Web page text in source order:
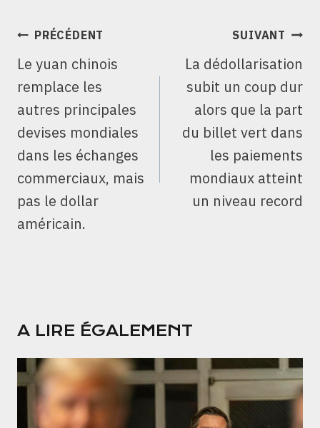
NAVIGATION
L’ARTICLE
PRÉCÉDENT
Le yuan chinois
remplace les
autres principales
devises mondiales
dans les échanges
commerciaux, mais
pas le dollar
américain.
SUIVANT
La dédollarisation
subit un coup dur
alors que la part
du billet vert dans
les paiements
mondiaux atteint
un niveau record
A LIRE ÉGALEMENT